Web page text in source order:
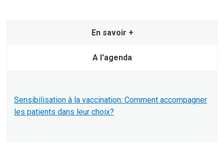
En savoir +
A l'agenda
Sensibilisation à la vaccination: Comment accompagner
les patients dans leur choix?